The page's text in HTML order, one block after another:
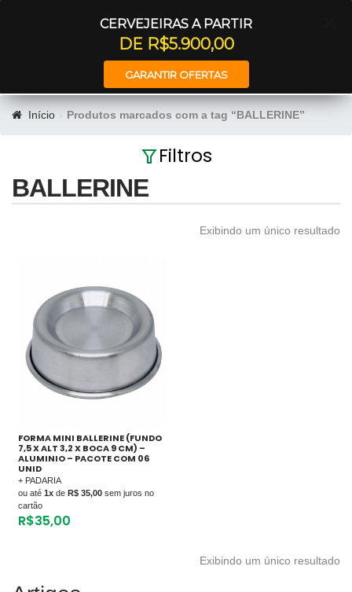
CERVEJEIRAS A PARTIR
DE R$5.900,00
GARANTIR OFERTAS
Início Produtos marcados com a tag “BALLERINE”
Filtros
BALLERINE
Exibindo um único resultado
FORMA MINI BALLERINE (FUNDO
7,5 X ALT 3,2 X BOCA 9 CM) –
ALUMINIO – PACOTE COM 06
UNID
+ PADARIA
ou até 1x de R$ 35,00 sem juros no
cartão
R$35,00
Exibindo um único resultado